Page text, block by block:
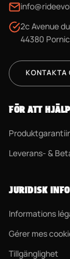
2c Avenue
44380
KONTAKTA
FÖR ATT
Leverans- &
JURIDISK
Informations
Gérer mes
Tillgänglighet